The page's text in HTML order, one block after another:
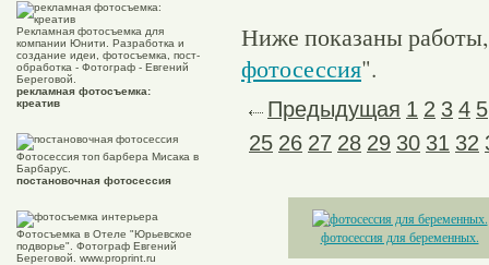
Рекламная фотосъемка для
компании Юнити. Разработка и
создание идеи, фотосъемка, пост-
обработка - Фотограф - Евгений
Береговой.
рекламная фотосъемка:
креатив
Фотосессия топ барбера Мисака в
Барбарус.
постановочная фотосессия
Фотосъемка в Отеле "Юрьевское
подворье". Фотограф Евгений
Береговой. www.proprint.ru
Ниже показаны
фотосессия".
Предыдущая 1 2 3 4 5
25 26 27 28 29 30 31 32
фотосессия для беременных.